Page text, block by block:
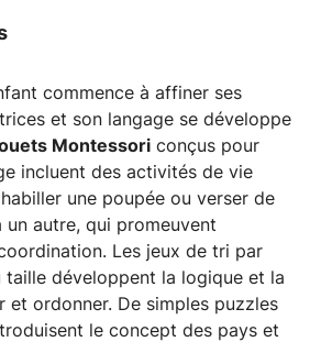
commence à affiner ses
et son langage se développe
Montessori conçus pour
incluent des activités de vie
une poupée ou verser de
un autre, qui promeuvent
Les jeux de tri par
taille développent la logique et la
et ordonner. De simples puzzles
le concept des pays et